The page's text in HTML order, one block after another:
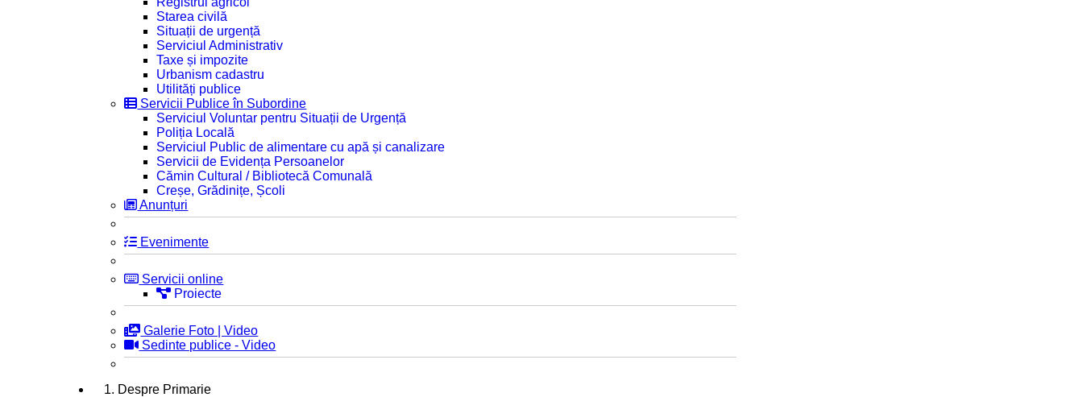
Starea civilă
Situații de urgență
Serviciul Administrativ
Taxe și impozite
Urbanism cadastru
Utilități publice
Servicii Publice în Subordine
Serviciul Voluntar pentru Situații de Urgență
Poliția Locală
Serviciul Public de alimentare cu apă și canalizare
Servicii de Evidența Persoanelor
Cămin Cultural / Bibliotecă Comunală
Creșe, Grădinițe, Școli
Anunțuri
Evenimente
Servicii online
Proiecte
Galerie Foto | Video
Sedinte publice - Video
1. Despre Primarie